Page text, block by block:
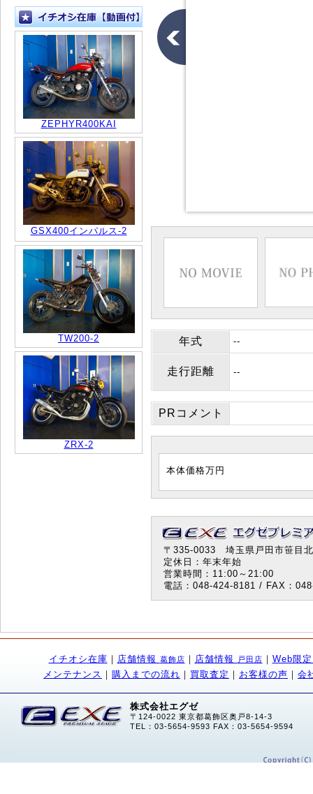
ZEPHYR400KAI
GSX400インパルス-2
TW200-2
ZRX-2
年式 --
走行距離 --
PRコメント
本体価格万円
〒335-0033 埼玉県戸田市笹目
定休日：年末年始
営業時間：11:00～21:00
電話：048-424-8181 / FAX：
イチオシ在庫 ｜ 店舗情報 葛飾店 ｜ 店舗情報 戸田店 ｜ Web限
メンテナンス ｜ 購入までの流れ ｜ 買取査定 ｜ お客様の声 ｜ 会
株式会社エグゼ
〒124-0022 東京都葛飾区奥戸8-14-3
TEL：03-5654-9593 FAX：03-5654-9594